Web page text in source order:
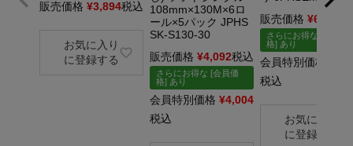
販売価格 ¥3,894税込
お気に入り
に登録する
108mm×130M×6ロ
ール×5パック JPHS
SK-S130-30
販売価格 ¥4,092税込
さらにお得な [会員価
格] あり
会員特別価格 ¥4,004
税込
販売価格 ¥6,270
さらにお得な [会員価
格] あり
会員特別価格
税込
お気に入り
に登録する